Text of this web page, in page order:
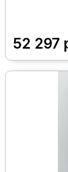
52 297